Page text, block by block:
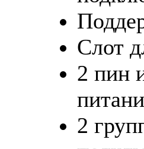
Слот
2 пин
2